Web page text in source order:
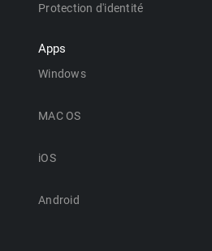
Protection d'identité
Apps
Windows
MAC OS
iOS
Android